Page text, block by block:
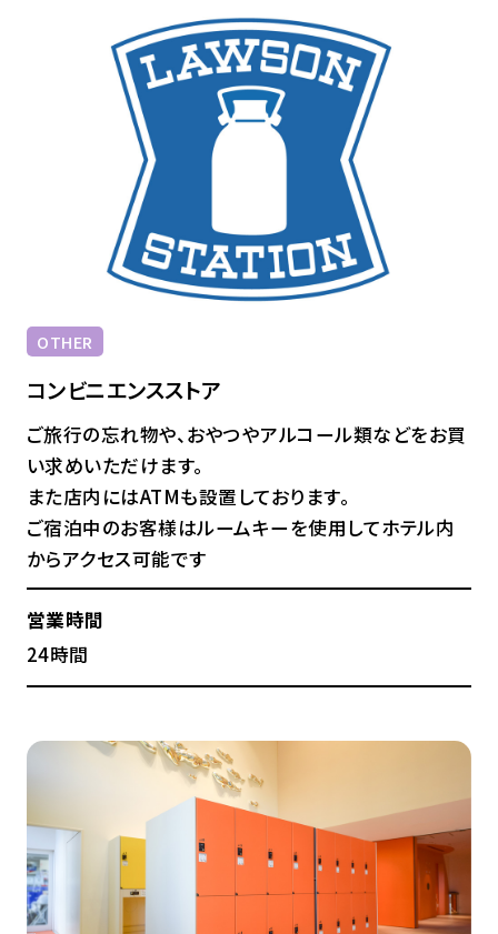
OTHER
コンビニエンスストア
ご旅行の忘れ物や、おやつやアルコール類などをお買
い求めいただけます。
また店内にはATMも設置しております。
ご宿泊中のお客様はルームキーを使用してホテル内
からアクセス可能です
営業時間
24時間